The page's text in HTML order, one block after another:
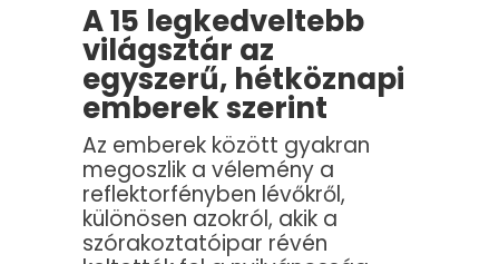
A 15 legkedveltebb
világsztár az
egyszerű, hétköznapi
emberek szerint
Az emberek között gyakran
megoszlik a vélemény a
reflektorfényben lévőkről,
különösen azokról, akik a
szórakoztatóipar révén